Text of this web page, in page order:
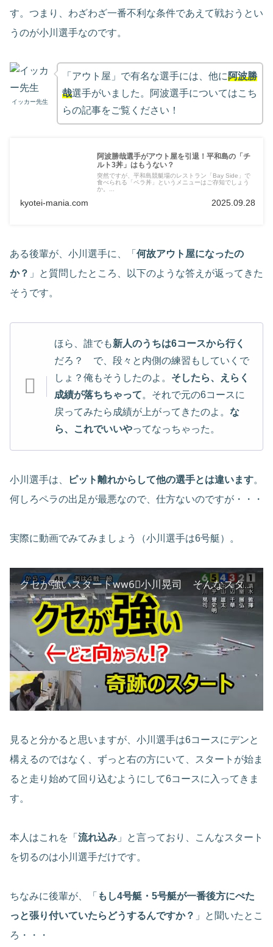
す。つまり、わざわざ一番不利な条件であえて戦おうとい
うのが小川選手なのです。
イッカー先生
「アウト屋」で有名な選手には、他に阿波勝
哉選手がいました。阿波選手についてはこち
らの記事をご覧ください！
阿波勝哉選手がアウト屋を引退！平和島の「チ
ルト3丼」はもうない？
突然ですが、平和島競艇場のレストラン「Bay Side」で
食べられる「ペラ丼」というメニューはご存知でしょう
か。...
kyotei-mania.com 2025.09.28
ある後輩が、小川選手に、「 何故アウト屋になったの
か？ 」と質問したところ、以下のような答えが返ってきた
そうです。
ほら、誰でも新人のうちは6コースから行く
だろ？ で、段々と内側の練習もしていくで
しょ？俺もそうしたのよ。 そしたら、えらく
成績が落ちちゃって。それで元の6コースに
戻ってみたら成績が上がってきたのよ。 な
ら、これでいいやってなっちゃった。
小川選手は、 ピット離れからして他の選手とは違います。
何しろペラの出足が最悪なので、仕方ないのですが・・・
実際に動画でみてみましょう（小川選手は6号艇）。
クセが強いスタートww6⃣小川晃司 そんなスタート見たことないわ
見ると分かると思いますが、小川選手は6コースにデンと
構えるのではなく、ずっと右の方にいて、スタートが始ま
ると走り始めて回り込むようにして6コースに入ってきま
す。
本人はこれを「 流れ込み 」と言っており、こんなスタート
を切るのは小川選手だけです。
ちなみに後輩が、「 もし4号艇・5号艇が一番後方にぺた
っと張り付いていたらどうするんですか？ 」と聞いたとこ
ろ・・・